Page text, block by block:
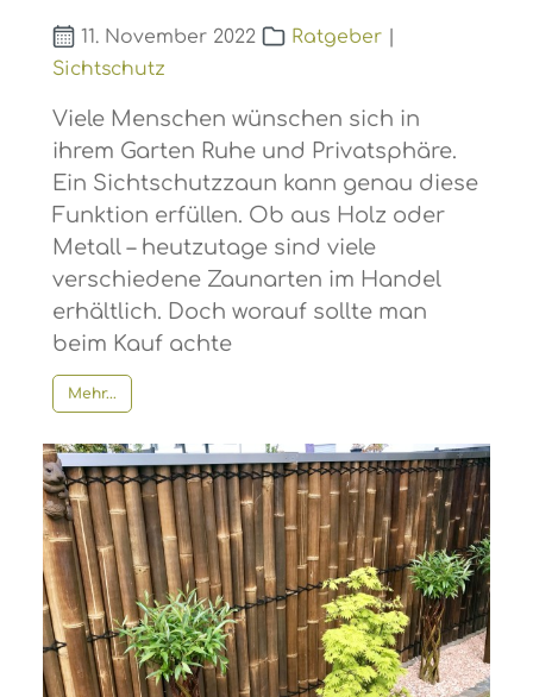
11. November 2022 Ratgeber|
Sichtschutz
Viele Menschen wünschen sich in
ihrem Garten Ruhe und Privatsphäre.
Ein Sichtschutzzaun kann genau diese
Funktion erfüllen. Ob aus Holz oder
Metall – heutzutage sind viele
verschiedene Zaunarten im Handel
erhältlich. Doch worauf sollte man
beim Kauf achte
Mehr...